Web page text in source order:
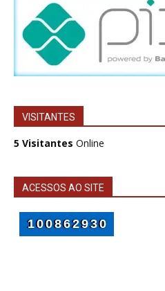
VISITANTES
5 Visitantes Online
ACESSOS AO SITE